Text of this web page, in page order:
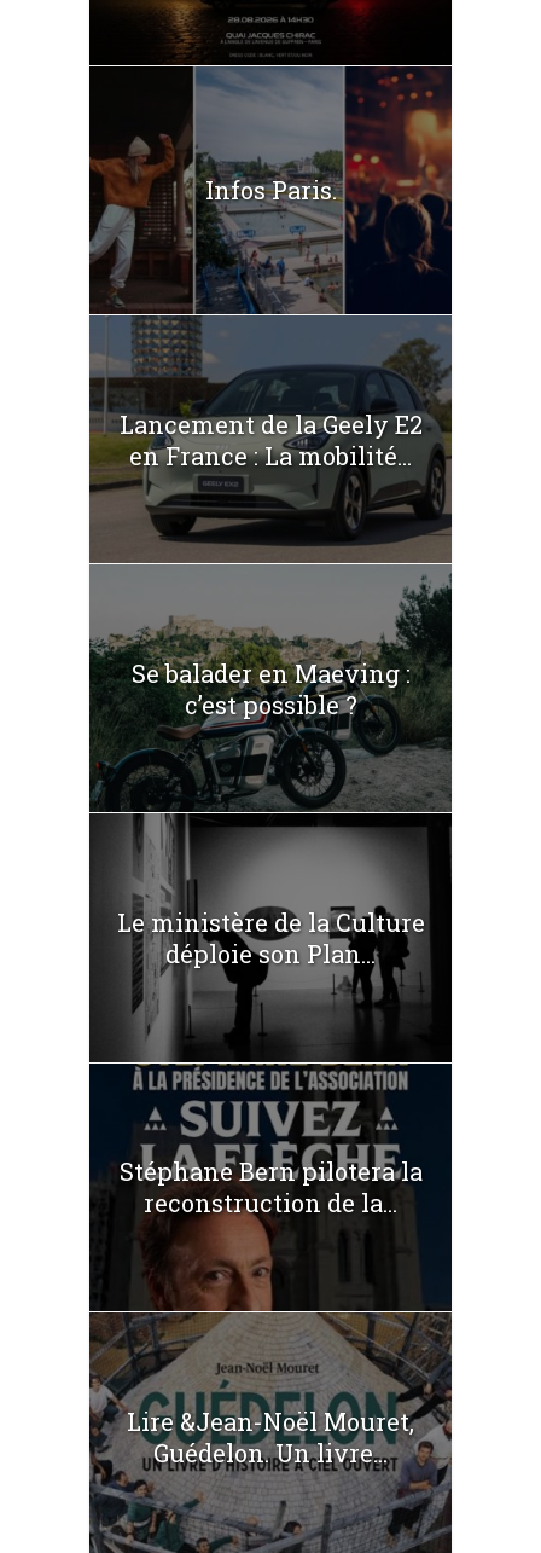
Infos Paris.
Lancement de la Geely E2
en France : La mobilité...
Se balader en Maeving :
c’est possible ?
Le ministère de la Culture
déploie son Plan...
Stéphane Bern pilotera la
reconstruction de la...
Lire &Jean-Noël Mouret,
Guédelon. Un livre...